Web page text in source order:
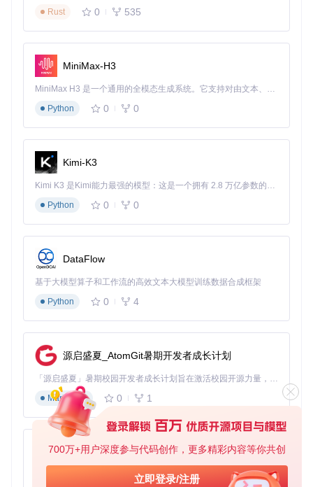
700万+用户深度参与代码创作，更多精彩内容等你共创
立即登录/注册
(!container) throw new
// 创建差异编辑器实例
const diffEditor = monaco.editor.createDiffEditor
width
height: '600px'
scrollBeyondLastLine :
false
}`;
const modifiedCode = `function calculateSum(a: number, b:
    if (typeof a !== 'number' || typeof b !== 'number') {
    }
    return a + b;
}`;
// 设置对比模型
diffEditor.
setModel ({
modified: monaco.editor.createModel(modifiedCode,
实现要点
使用TypeScript类型定义确保类型安全
createDiffEditor
创建对比编辑器实例
setModel方法接收包含原始和修改内容的模型对象
指定语言类型为'typescript'以获得语法高亮
视图模式切换与配置
Monaco允许动态切换对比模式，适应不同的使用场景：
Rust
0 535
MiniMax-H3
MiniMax H3 是一个通用的全模态生成系统。它支持对由文本、图像、视频和音频组成的多模态上下文进行统一理解，并能生成分辨率高达 2K、时长可达 15 秒的带原生立体声音频的视频。得益于面向任务泛化的系统设计，H3 在预训练阶段就已具备广泛的多模态上下文理解与生成能力，能够出色地执行复杂的多模态指令。
Python
0 0
Kimi-K3
Kimi K3 是Kimi能力最强的模型：这是一个拥有 2.8 万亿参数的混合专家（MoE）模型，具备原生视觉理解能力，并支持 100 万 token 的上下文窗口。
Python
0 0
DataFlow
基于大模型算子和工作流的高效文本大模型训练数据合成框架
Python
0 4
源启盛夏_AtomGit暑期开发者成长计划
「源启盛夏」暑期校园开发者成长计划旨在激活校园开源力量，通过积分激励、认证扶持、资源倾斜等形式，引导高校组织和开发者完成「入驻 — 建项目 — 做贡献 — 获认证 — 得资源」的完整闭环。无论你是想带领社团入驻平台的组织者，还是希望用代码贡献证明自己的开发者，都能在这里找到属于你的成长路径。
Markdown
0 1
py-xiaozhi
基于Python的Xiaozhi AI，适用于想要完整Xiaozhi体验而无需拥有专用硬件的用户。